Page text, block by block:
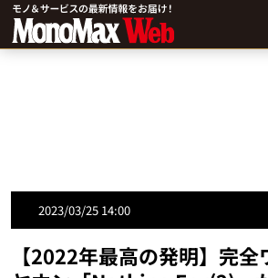
2023/03/25 14:00
【2022年最高の発明】完